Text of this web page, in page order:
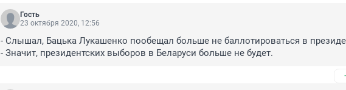
Гость
23 октября 2020, 12:56
- Слышал, Бацька Лукашенко пообещал больше не баллотироваться в
- Значит, президентских выборов в Беларуси больше не будет.